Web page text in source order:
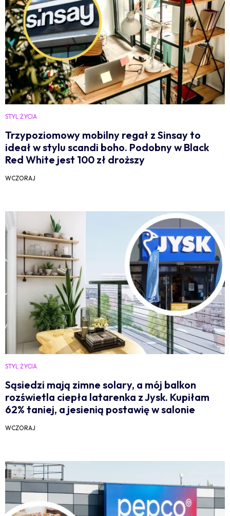
STYL ŻYCIA
Trzypoziomowy mobilny regał z Sinsay to
ideał w stylu scandi boho. Podobny w Black
Red White jest 100 zł droższy
WCZORAJ
STYL ŻYCIA
Sąsiedzi mają zimne solary, a mój balkon
rozświetla ciepła latarenka z Jysk. Kupiłam
62% taniej, a jesienią postawię w salonie
WCZORAJ